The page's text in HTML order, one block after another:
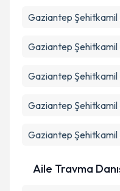
Gaziantep Şehitkamil
Gaziantep Şehitkamil
Gaziantep Şehitkamil
Gaziantep Şehitkamil
Gaziantep
Aile Travma